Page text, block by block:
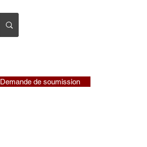
Demande de soumission